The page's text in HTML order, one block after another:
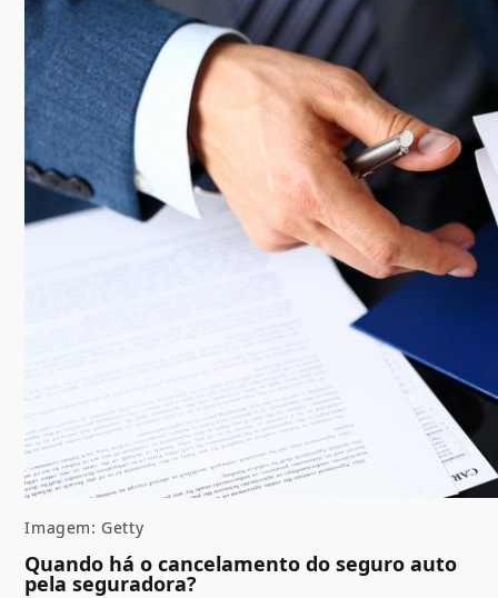
Imagem: Getty
Quando há o cancelamento do seguro auto
pela seguradora?